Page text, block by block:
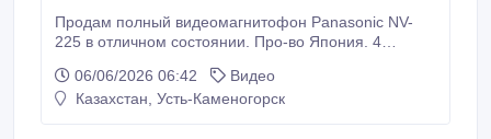
Продам полный видеомагнитофон Panasonic NV-
225 в отличном состоянии. Про-во Япония. 4
самопроверки. С паспортом . Т. +77055274583.
06/06/2026 06:42
Видео
Казахстан, Усть-Каменогорск